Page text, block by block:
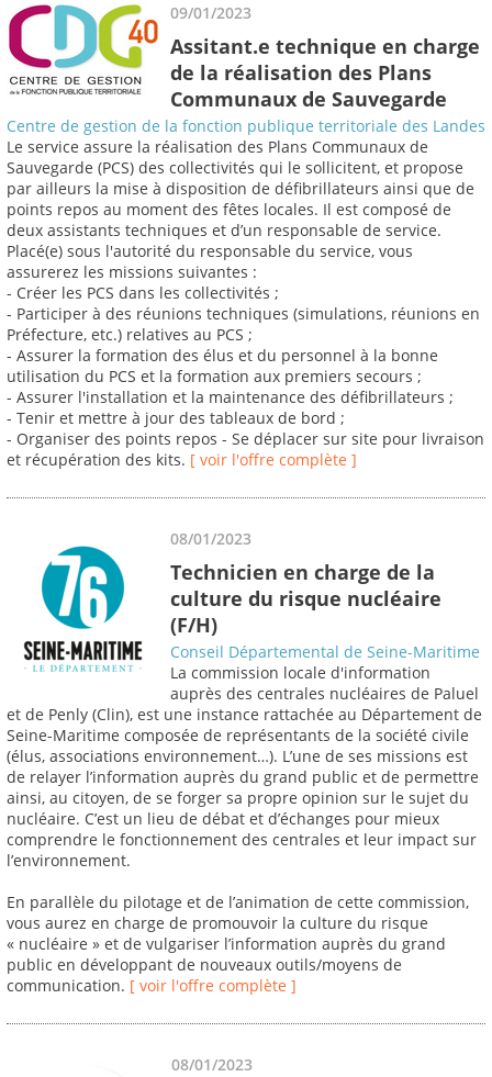
09/01/2023
Assitant.e technique en charge
de la réalisation des Plans
Communaux de Sauvegarde
Centre de gestion de la fonction publique territoriale des Landes
Le service assure la réalisation des Plans Communaux de
Sauvegarde (PCS) des collectivités qui le sollicitent, et propose
par ailleurs la mise à disposition de défibrillateurs ainsi que de
points repos au moment des fêtes locales. Il est composé de
deux assistants techniques et d’un responsable de service.
Placé(e) sous l'autorité du responsable du service, vous
assurerez les missions suivantes :
- Créer les PCS dans les collectivités ;
- Participer à des réunions techniques (simulations, réunions en
Préfecture, etc.) relatives au PCS ;
- Assurer la formation des élus et du personnel à la bonne
utilisation du PCS et la formation aux premiers secours ;
- Assurer l'installation et la maintenance des défibrillateurs ;
- Tenir et mettre à jour des tableaux de bord ;
- Organiser des points repos - Se déplacer sur site pour livraison
et récupération des kits. [ voir l'offre complète ]
08/01/2023
Technicien en charge de la
culture du risque nucléaire
(F/H)
Conseil Départemental de Seine-Maritime
La commission locale d'information
auprès des centrales nucléaires de Paluel
et de Penly (Clin), est une instance rattachée au Département de
Seine-Maritime composée de représentants de la société civile
(élus, associations environnement…). L’une de ses missions est
de relayer l’information auprès du grand public et de permettre
ainsi, au citoyen, de se forger sa propre opinion sur le sujet du
nucléaire. C’est un lieu de débat et d’échanges pour mieux
comprendre le fonctionnement des centrales et leur impact sur
l’environnement.
En parallèle du pilotage et de l’animation de cette commission,
vous aurez en charge de promouvoir la culture du risque
« nucléaire » et de vulgariser l’information auprès du grand
public en développant de nouveaux outils/moyens de
communication. [ voir l'offre complète ]
08/01/2023